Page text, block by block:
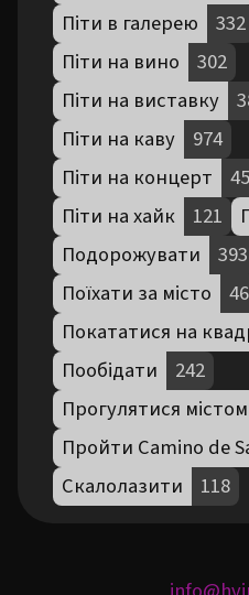
Піти в галерею
332
Піти на вино
302
Піти на виставку
Піти на каву
974
Піти на концерт
Піти на хайк
121
Подорожувати
393
Поїхати за місто
Покататися на
Пообідати
242
Прогулятися містом
Пройти Camino de
Скалолазити
118